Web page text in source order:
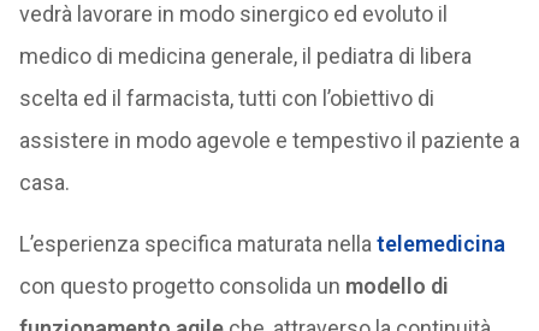
vedrà lavorare in modo sinergico ed evoluto il
medico di medicina generale, il pediatra di libera
scelta ed il farmacista, tutti con l’obiettivo di
assistere in modo agevole e tempestivo il paziente a
casa.
L’esperienza specifica maturata nella telemedicina
con questo progetto consolida un modello di